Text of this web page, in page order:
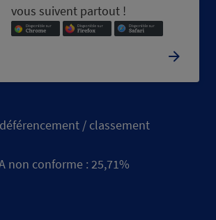
vous suivent partout !
/ classement
non conforme : 25,71%